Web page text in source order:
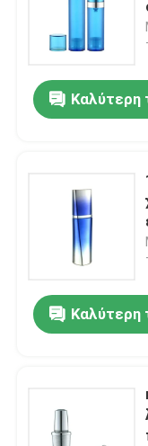
Αρχική Σελίδα
Καλύτερη
Καλύτερη